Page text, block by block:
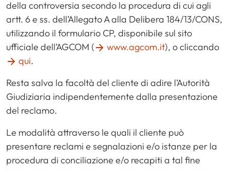
della controversia secondo la procedura di cui agli
artt. 6 e ss. dell’Allegato A alla Delibera 184/13/CONS,
utilizzando il formulario CP, disponibile sul sito
ufficiale dell’AGCOM (
www.agcom.it), o cliccando
qui.
Resta salva la facoltà del cliente di adire l’Autorità
Giudiziaria indipendentemente dalla presentazione
del reclamo.
Le modalità attraverso le quali il cliente può
presentare reclami e segnalazioni e/o istanze per la
procedura di conciliazione e/o recapiti a tal fine